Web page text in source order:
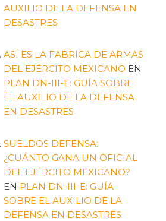
AUXILIO DE LA DEFENSA EN
DESASTRES
ASÍ ES LA FABRICA DE ARMAS
DEL EJÉRCITO MEXICANO EN
PLAN DN-III-E: GUÍA SOBRE
EL AUXILIO DE LA DEFENSA
EN DESASTRES
SUELDOS DEFENSA:
¿CUÁNTO GANA UN OFICIAL
DEL EJÉRCITO MEXICANO?
EN PLAN DN-III-E: GUÍA
SOBRE EL AUXILIO DE LA
DEFENSA EN DESASTRES